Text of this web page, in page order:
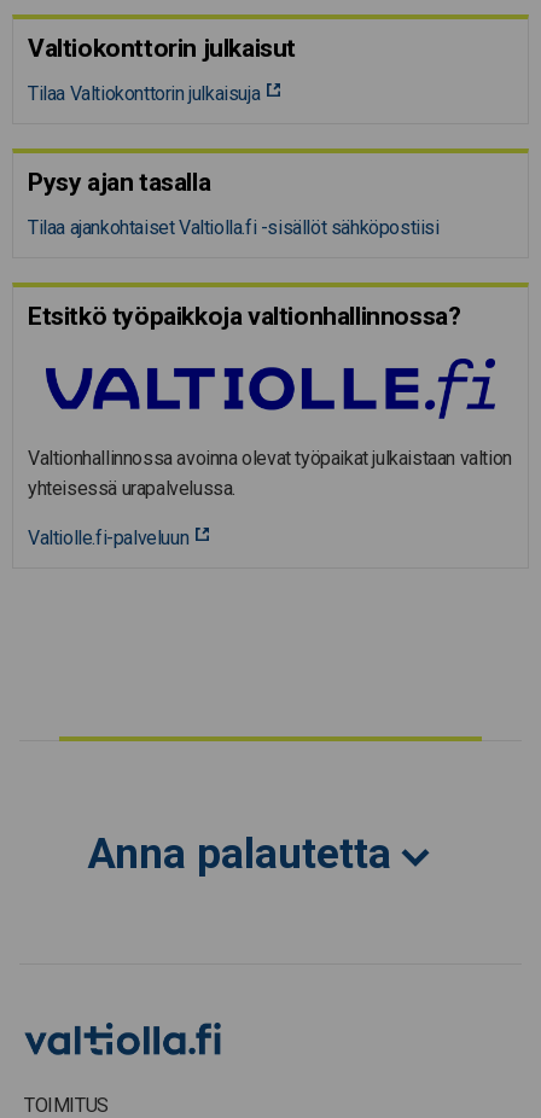
Valtiokonttorin julkaisut
Tilaa Valtiokonttorin julkaisuja
Pysy ajan tasalla
Tilaa ajankohtaiset Valtiolla.fi -sisällöt sähköpostiisi
Etsitkö työpaikkoja valtion­hal­lin­nossa?
Valtionhallinnossa avoinna olevat työpaikat julkaistaan valtion
yhteisessä urapalvelussa.
Valtiolle.fi-palveluun
Anna palautetta
TOIMITUS